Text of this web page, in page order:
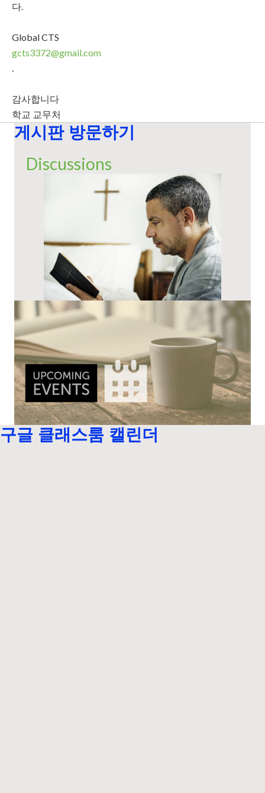
다.
Global CTS
gcts3372@gmail.com
.
감사합니다
학교 교무처
게시판 방문하기
Discussions
구글 클래스룸 캘린더